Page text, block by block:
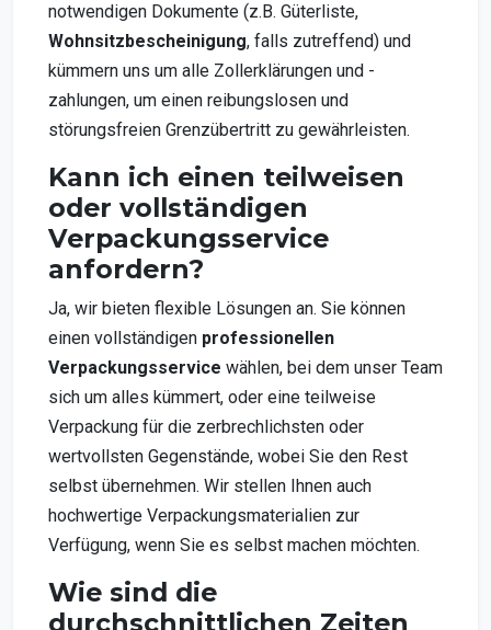
notwendigen Dokumente (z.B. Güterliste,
Wohnsitzbescheinigung, falls zutreffend) und
kümmern uns um alle Zollerklärungen und -
zahlungen, um einen reibungslosen und
störungsfreien Grenzübertritt zu gewährleisten.
Kann ich einen teilweisen
oder vollständigen
Verpackungsservice
anfordern?
Ja, wir bieten flexible Lösungen an. Sie können
einen vollständigen professionellen
Verpackungsservice wählen, bei dem unser Team
sich um alles kümmert, oder eine teilweise
Verpackung für die zerbrechlichsten oder
wertvollsten Gegenstände, wobei Sie den Rest
selbst übernehmen. Wir stellen Ihnen auch
hochwertige Verpackungsmaterialien zur
Verfügung, wenn Sie es selbst machen möchten.
Wie sind die
durchschnittlichen Zeiten